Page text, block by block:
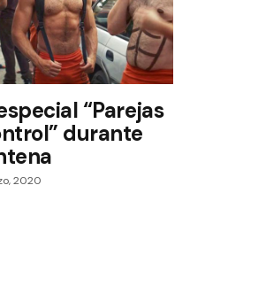
“Parejas
durante
2020